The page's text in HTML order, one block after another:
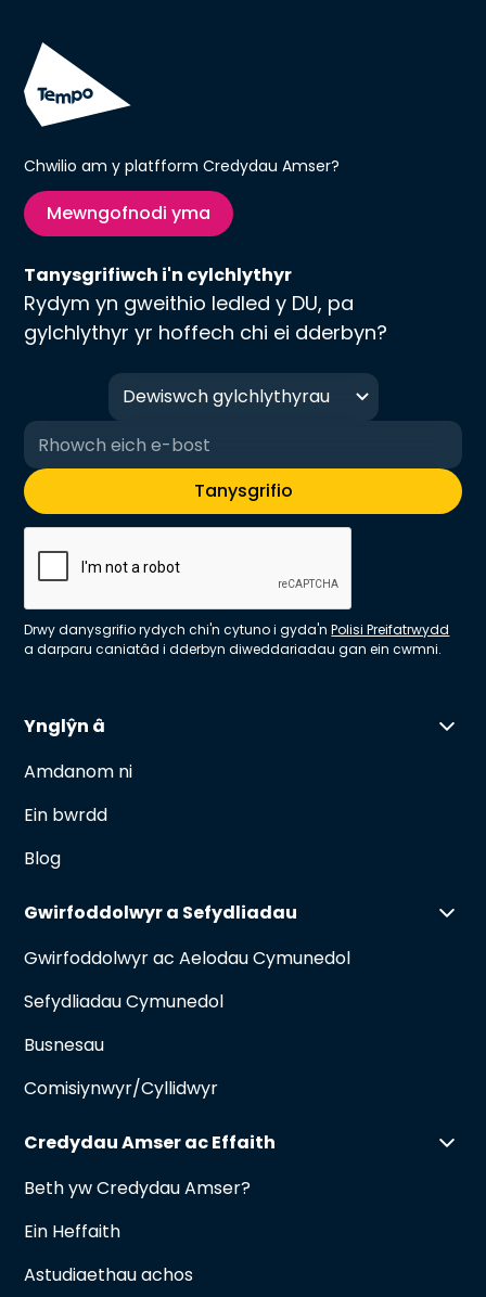
Chwilio am y platfform Credydau Amser?
Mewngofnodi yma
Tanysgrifiwch i'n cylchlythyr
Rydym yn gweithio ledled y DU, pa
gylchlythyr yr hoffech chi ei dderbyn?
Dewiswch gylchlythyrau
Drwy danysgrifio rydych chi'n cytuno i gyda'nPolisi Preifatrwydd
a darparu caniatâd i dderbyn diweddariadau gan ein cwmni.
Ynglŷn â
Amdanom ni
Ein bwrdd
Blog
Gwirfoddolwyr a Sefydliadau
Gwirfoddolwyr ac Aelodau Cymunedol
Sefydliadau Cymunedol
Busnesau
Comisiynwyr/Cyllidwyr
Credydau Amser ac Effaith
Beth yw Credydau Amser?
Ein Heffaith
Astudiaethau achos